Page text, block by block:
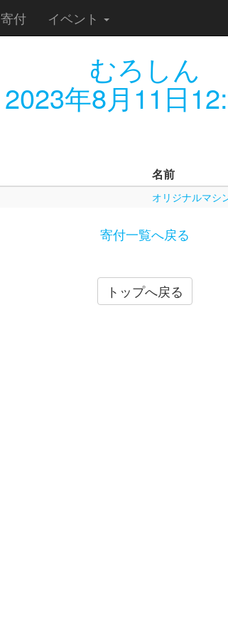
寄付 イベント
むろしん
2023年8月11日
名前
オリジナルマシ
寄付一覧へ戻る
トップへ戻る